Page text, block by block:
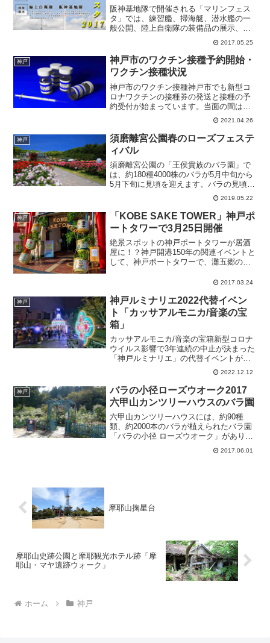
阪神基地隊で開催される「マリンフェス
タ」では、練習艦、掃海艇、潜水艦の一
般公開、陸上自衛隊の装備品の展示、音
楽隊の演奏会など、日本を守る自衛隊に
親しむイベントが盛りだくさん。
KOBerrieS♪（コウベリーズ）、山口采希
のミニライブも開催！...
2017.05.25
神戸
神戸市のワクチン接種予約開始・
ワクチン接種状況
神戸市のワクチン接種神戸市でも新型コ
ロナワクチンの接種券の発送と接種の予
約受付が始まっています。当面の間は、
65歳以上の高齢者向けの接種となりま
す。基礎疾患や体調不良などワクチン接
種に不安のある方は、主治医に相談して
から予約してください。神...
2021.04.26
神戸
須磨離宮公園春のローズフェステ
ィバル
須磨離宮公園の「王侯貴族のバラ園」で
は、約180種4000株のバラが5月中旬から
5月下旬に見頃を迎えます。バラの見頃に
合わせてローズフェスティバルが開催さ
れます。また、期間限定で夜間開園と噴
水のライトアップが行われます。須磨離
宮公園春のロー...
2019.05.22
神戸
「KOBE SAKE TOWER」神戸ポ
ートタワーで3月25日開催
絶景スポットの神戸ポートタワーが居酒
屋に！？神戸開港150年の関連イベントと
して、神戸ポートタワーで、灘五郷のお
力を発信する「KOBE SAKE TOWER」
を眺めなが...
2017.03.24
神戸
神戸ルミナリエ2022代替イベン
ト「カッサアルモニカ/音楽の宝
箱」
カッサアルモニカ/音楽の宝箱新型コロナ
ウイルス影響で3年連続の中止が決まった
「神戸ルミナリエ」の代替イベントが東
遊園地などで開催されています。神戸ル
ミナリエ2022代替イベント「カッサアル
モニカ/音楽の宝箱」今年は、神戸市中央
区の「東遊園地...
2022.12.12
神戸
バラの小径ローズウオーク2017
六甲山カンツリーハウスのバラ園
六甲山カンツリーハウスには、約90種
類、約2000本のバラが植えられたバラ園
「バラの小径 ローズウオーク」があり、
六甲山の風景にとけこむようにデザイン
され、自然と調和した散策型のバラ園で
2017.06.01
摩耶山掬星台
摩耶山史跡公園と摩耶観光ホテル跡「摩
耶山・マヤ遺跡ウォーク」
ホーム 神戸